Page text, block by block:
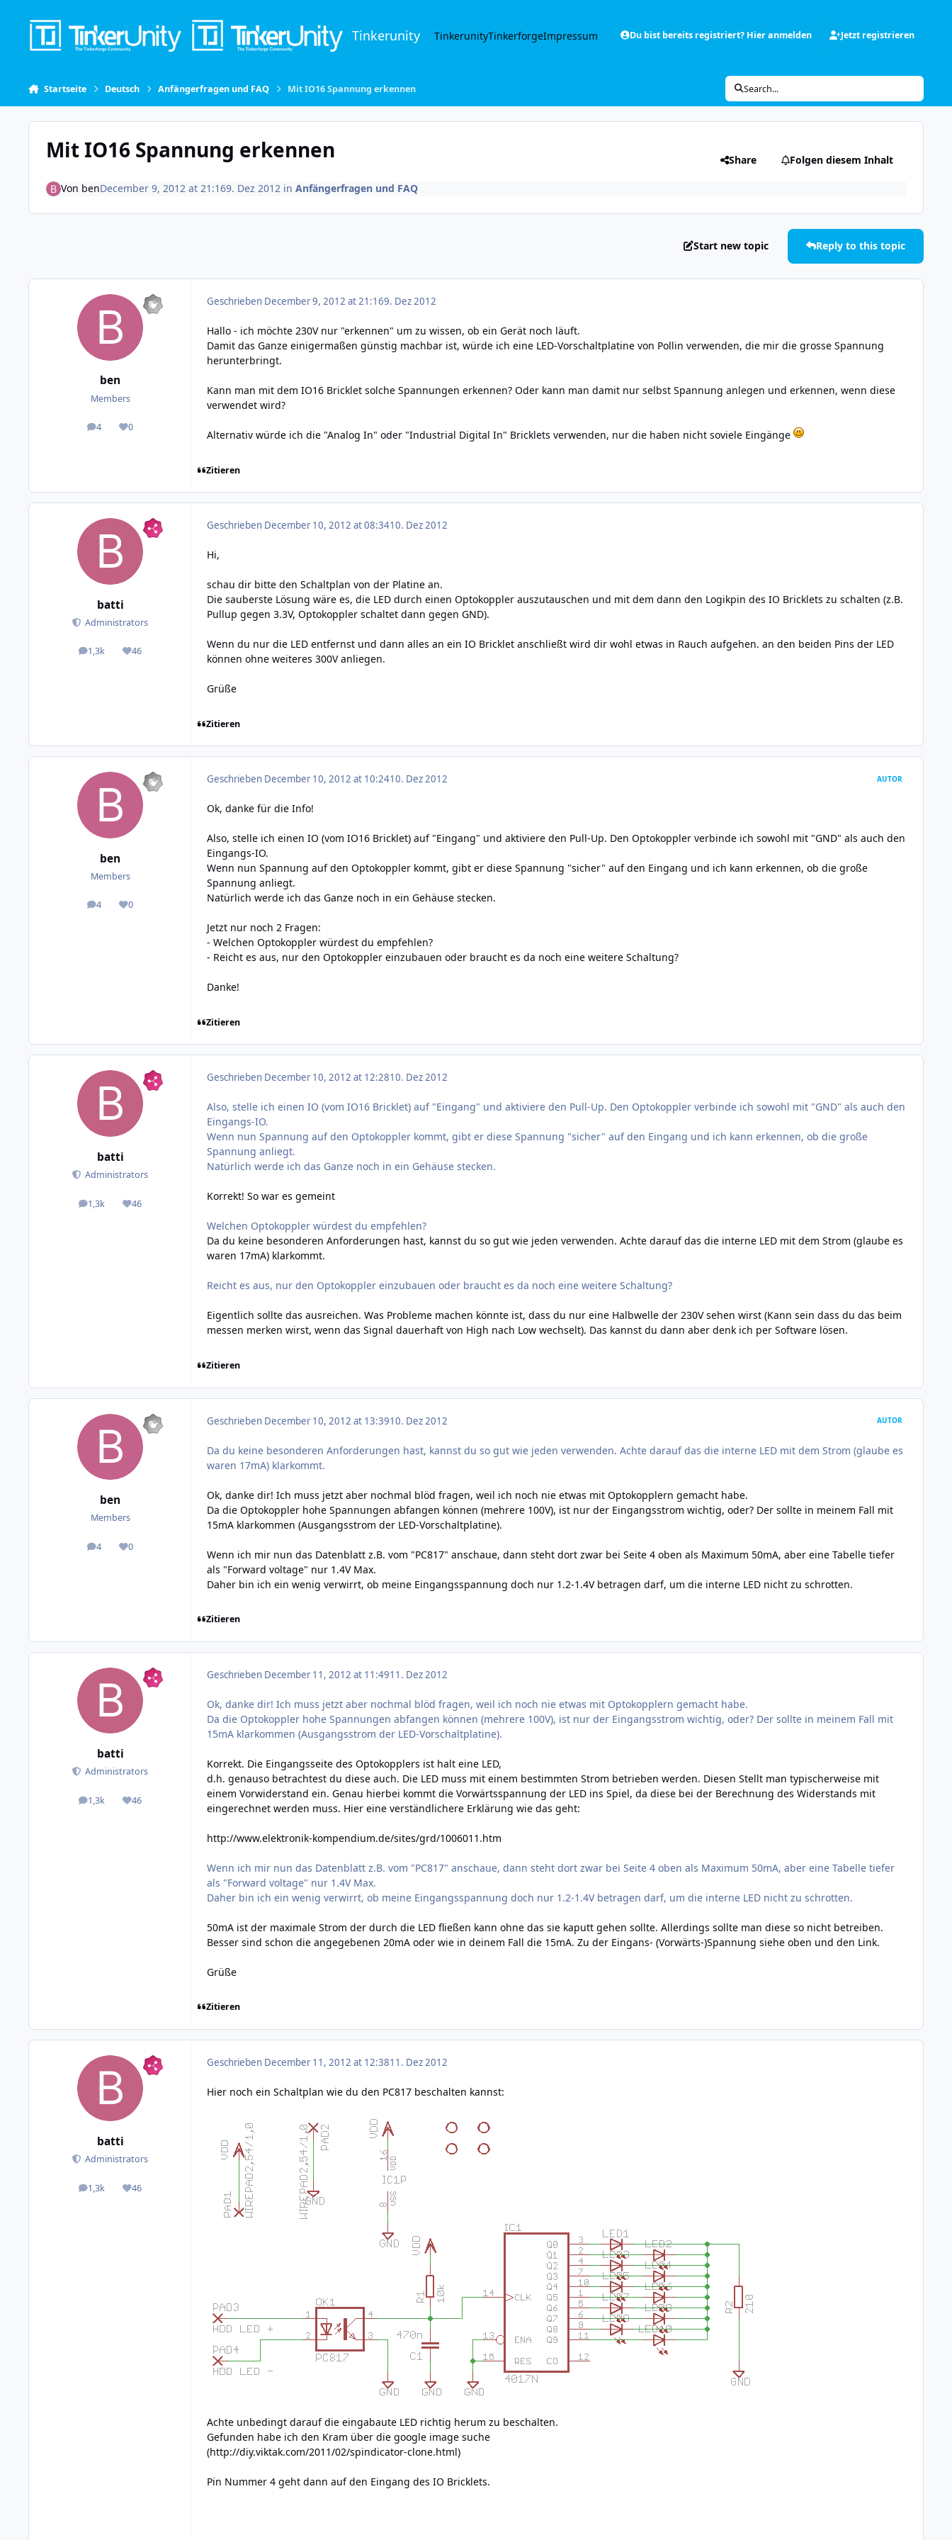
Tinkerunity TinkerunityTinkerforgeImpressum Du bist bereits registriert? Hier anmelden Jetzt registrieren
Startseite Deutsch Anfängerfragen und FAQ Mit IO16 Spannung erkennen Search...
Mit IO16 Spannung erkennen Share Folgen diesem Inhalt
Von benDecember 9, 2012 at 21:169. Dez 2012in Anfängerfragen und FAQ
Start new topic Reply to this topic
ben
Members
4
posts 0
Reputation
Geschrieben December 9, 2012 at 21:169. Dez 2012
Hallo - ich möchte 230V nur "erkennen" um zu wissen, ob ein Gerät noch läuft.
Damit das Ganze einigermaßen günstig machbar ist, würde ich eine LED-Vorschaltplatine von Pollin verwenden, die mir die grosse Spannung
herunterbringt.
Kann man mit dem IO16 Bricklet solche Spannungen erkennen? Oder kann man damit nur selbst Spannung anlegen und erkennen, wenn diese
verwendet wird?
Alternativ würde ich die "Analog In" oder "Industrial Digital In" Bricklets verwenden, nur die haben nicht soviele Eingänge
Zitieren
batti
Administrators
1,3k
posts 46
Reputation
Geschrieben December 10, 2012 at 08:3410. Dez 2012
Hi,
schau dir bitte den Schaltplan von der Platine an.
Die sauberste Lösung wäre es, die LED durch einen Optokoppler auszutauschen und mit dem dann den Logikpin des IO Bricklets zu schalten (z.B.
Pullup gegen 3.3V, Optokoppler schaltet dann gegen GND).
Wenn du nur die LED entfernst und dann alles an ein IO Bricklet anschließt wird dir wohl etwas in Rauch aufgehen. an den beiden Pins der LED
können ohne weiteres 300V anliegen.
Grüße
Zitieren
ben
Members
4
posts 0
Reputation
Geschrieben December 10, 2012 at 10:2410. Dez 2012 AUTOR
Ok, danke für die Info!
Also, stelle ich einen IO (vom IO16 Bricklet) auf "Eingang" und aktiviere den Pull-Up. Den Optokoppler verbinde ich sowohl mit "GND" als auch den
Eingangs-IO.
Wenn nun Spannung auf den Optokoppler kommt, gibt er diese Spannung "sicher" auf den Eingang und ich kann erkennen, ob die große
Spannung anliegt.
Natürlich werde ich das Ganze noch in ein Gehäuse stecken.
Jetzt nur noch 2 Fragen:
- Welchen Optokoppler würdest du empfehlen?
- Reicht es aus, nur den Optokoppler einzubauen oder braucht es da noch eine weitere Schaltung?
Danke!
Zitieren
batti
Administrators
1,3k
posts 46
Reputation
Geschrieben December 10, 2012 at 12:2810. Dez 2012
Also, stelle ich einen IO (vom IO16 Bricklet) auf "Eingang" und aktiviere den Pull-Up. Den Optokoppler verbinde ich sowohl mit "GND" als auch den
Eingangs-IO.
Wenn nun Spannung auf den Optokoppler kommt, gibt er diese Spannung "sicher" auf den Eingang und ich kann erkennen, ob die große
Spannung anliegt.
Natürlich werde ich das Ganze noch in ein Gehäuse stecken.
Korrekt! So war es gemeint
Welchen Optokoppler würdest du empfehlen?
Da du keine besonderen Anforderungen hast, kannst du so gut wie jeden verwenden. Achte darauf das die interne LED mit dem Strom (glaube es
waren 17mA) klarkommt.
Reicht es aus, nur den Optokoppler einzubauen oder braucht es da noch eine weitere Schaltung?
Eigentlich sollte das ausreichen. Was Probleme machen könnte ist, dass du nur eine Halbwelle der 230V sehen wirst (Kann sein dass du das beim
messen merken wirst, wenn das Signal dauerhaft von High nach Low wechselt). Das kannst du dann aber denk ich per Software lösen.
Zitieren
ben
Members
4
posts 0
Reputation
Geschrieben December 10, 2012 at 13:3910. Dez 2012 AUTOR
Da du keine besonderen Anforderungen hast, kannst du so gut wie jeden verwenden. Achte darauf das die interne LED mit dem Strom (glaube es
waren 17mA) klarkommt.
Ok, danke dir! Ich muss jetzt aber nochmal blöd fragen, weil ich noch nie etwas mit Optokopplern gemacht habe.
Da die Optokoppler hohe Spannungen abfangen können (mehrere 100V), ist nur der Eingangsstrom wichtig, oder? Der sollte in meinem Fall mit
15mA klarkommen (Ausgangsstrom der LED-Vorschaltplatine).
Wenn ich mir nun das Datenblatt z.B. vom "PC817" anschaue, dann steht dort zwar bei Seite 4 oben als Maximum 50mA, aber eine Tabelle tiefer
als "Forward voltage" nur 1.4V Max.
Daher bin ich ein wenig verwirrt, ob meine Eingangsspannung doch nur 1.2-1.4V betragen darf, um die interne LED nicht zu schrotten.
Zitieren
batti
Administrators
1,3k
posts 46
Reputation
Geschrieben December 11, 2012 at 11:4911. Dez 2012
Ok, danke dir! Ich muss jetzt aber nochmal blöd fragen, weil ich noch nie etwas mit Optokopplern gemacht habe.
Da die Optokoppler hohe Spannungen abfangen können (mehrere 100V), ist nur der Eingangsstrom wichtig, oder? Der sollte in meinem Fall mit
15mA klarkommen (Ausgangsstrom der LED-Vorschaltplatine).
Korrekt. Die Eingangsseite des Optokopplers ist halt eine LED,
d.h. genauso betrachtest du diese auch. Die LED muss mit einem bestimmten Strom betrieben werden. Diesen Stellt man typischerweise mit
einem Vorwiderstand ein. Genau hierbei kommt die Vorwärtsspannung der LED ins Spiel, da diese bei der Berechnung des Widerstands mit
eingerechnet werden muss. Hier eine verständlichere Erklärung wie das geht:
http://www.elektronik-kompendium.de/sites/grd/1006011.htm
Wenn ich mir nun das Datenblatt z.B. vom "PC817" anschaue, dann steht dort zwar bei Seite 4 oben als Maximum 50mA, aber eine Tabelle tiefer
als "Forward voltage" nur 1.4V Max.
Daher bin ich ein wenig verwirrt, ob meine Eingangsspannung doch nur 1.2-1.4V betragen darf, um die interne LED nicht zu schrotten.
50mA ist der maximale Strom der durch die LED fließen kann ohne das sie kaputt gehen sollte. Allerdings sollte man diese so nicht betreiben.
Besser sind schon die angegebenen 20mA oder wie in deinem Fall die 15mA. Zu der Eingans- (Vorwärts-)Spannung siehe oben und den Link.
Grüße
Zitieren
batti
Administrators
1,3k
posts 46
Reputation
Geschrieben December 11, 2012 at 12:3811. Dez 2012
Hier noch ein Schaltplan wie du den PC817 beschalten kannst:
Achte unbedingt darauf die eingabaute LED richtig herum zu beschalten.
Gefunden habe ich den Kram über die google image suche
(http://diy.viktak.com/2011/02/spindicator-clone.html)
Pin Nummer 4 geht dann auf den Eingang des IO Bricklets.